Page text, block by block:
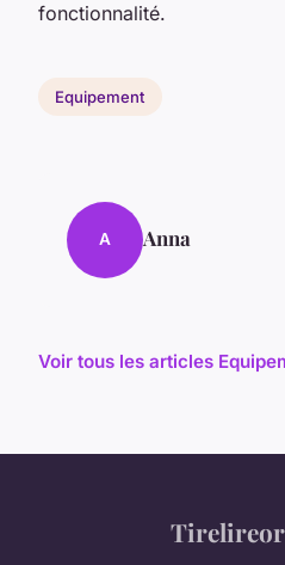
fonctionnalité.
Equipement
A Anna
Voir tous les articles